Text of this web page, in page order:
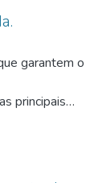
garantem o
principais
da literatura